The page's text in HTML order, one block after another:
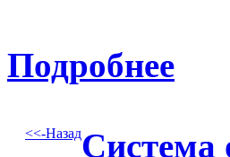
Подробнее
<<-НазадСистема